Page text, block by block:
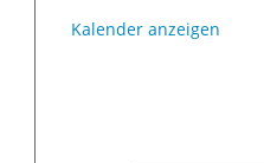
o
g
Kalender anzeigen